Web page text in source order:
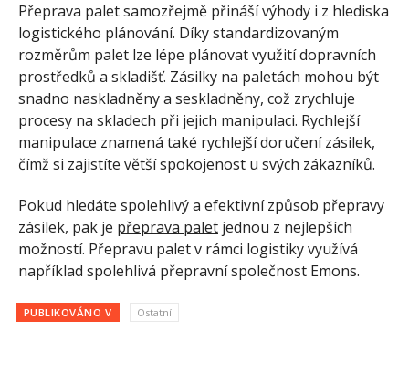
Přeprava palet samozřejmě přináší výhody i z hlediska
logistického plánování. Díky standardizovaným
rozměrům palet lze lépe plánovat využití dopravních
prostředků a skladišť. Zásilky na paletách mohou být
snadno naskladněny a seskladněny, což zrychluje
procesy na skladech při jejich manipulaci. Rychlejší
manipulace znamená také rychlejší doručení zásilek,
čímž si zajistíte větší spokojenost u svých zákazníků.
Pokud hledáte spolehlivý a efektivní způsob přepravy
zásilek, pak je přeprava palet jednou z nejlepších
možností. Přepravu palet v rámci logistiky využívá
například spolehlivá přepravní společnost Emons.
PUBLIKOVÁNO V Ostatní